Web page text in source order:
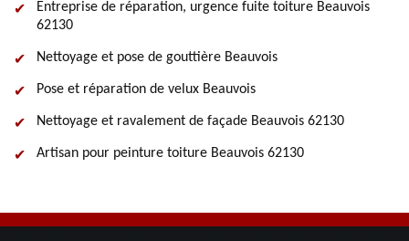
Entreprise de réparation, urgence fuite toiture Beauvois
62130
Nettoyage et pose de gouttière Beauvois
Pose et réparation de velux Beauvois
Nettoyage et ravalement de façade Beauvois 62130
Artisan pour peinture toiture Beauvois 62130